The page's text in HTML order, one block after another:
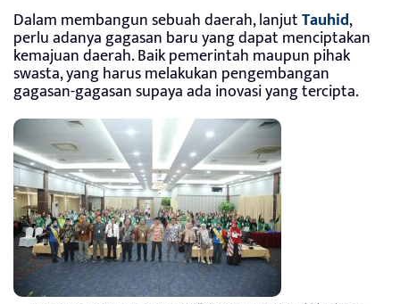
Dalam membangun sebuah daerah, lanjutTauhid,
perlu adanya gagasan baru yang dapat menciptakan
kemajuan daerah. Baik pemerintah maupun pihak
swasta, yang harus melakukan pengembangan
gagasan-gagasan supaya ada inovasi yang tercipta.